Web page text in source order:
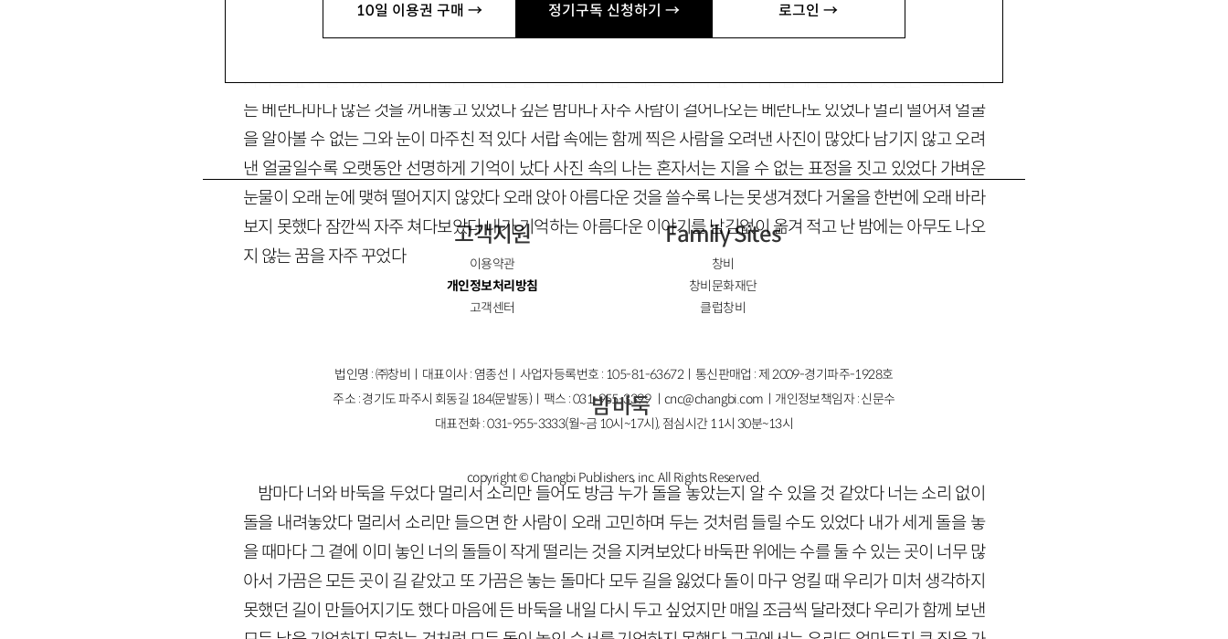
10일 이용권 구매 → 정기구독 신청하기 → 로그인 →
한군데를 긁으면 가려움이 온몸으로 번져나가기 시작했다 내 몸인데 내 손이 닿지 않는 부분이 있다는 것이 이상
자라고 잎이 늘어났다 그러나 내가 그 곁을 살짝 스쳐가기만 해도 몇개의 잎이 너무 쉽게 떨어졌다 맞은편으로 보이
는 베란다마다 많은 것을 꺼내놓고 있었다 깊은 밤마다 자주 사람이 걸어나오는 베란다도 있었다 멀리 떨어져 얼굴
을 알아볼 수 없는 그와 눈이 마주친 적 있다 서랍 속에는 함께 찍은 사람을 오려낸 사진이 많았다 남기지 않고 오려
낸 얼굴일수록 오랫동안 선명하게 기억이 났다 사진 속의 나는 혼자서는 지을 수 없는 표정을 짓고 있었다 가벼운
눈물이 오래 눈에 맺혀 떨어지지 않았다 오래 앉아 아름다운 것을 쓸수록 나는 못생겨졌다 거울을 한번에 오래 바라
보지 못했다 잠깐씩 자주 쳐다보았다 내가 기억하는 아름다운 이야기를 남김없이 옮겨 적고 난 밤에는 아무도 나오
지 않는 꿈을 자주 꾸었다
밤 바둑
밤마다 너와 바둑을 두었다 멀리서 소리만 들어도 방금 누가 돌을 놓았는지 알 수 있을 것 같았다 너는 소리 없이
돌을 내려놓았다 멀리서 소리만 들으면 한 사람이 오래 고민하며 두는 것처럼 들릴 수도 있었다 내가 세게 돌을 놓
을 때마다 그 곁에 이미 놓인 너의 돌들이 작게 떨리는 것을 지켜보았다 바둑판 위에는 수를 둘 수 있는 곳이 너무 많
아서 가끔은 모든 곳이 길 같았고 또 가끔은 놓는 돌마다 모두 길을 잃었다 돌이 마구 엉킬 때 우리가 미처 생각하지
못했던 길이 만들어지기도 했다 마음에 든 바둑을 내일 다시 두고 싶었지만 매일 조금씩 달라졌다 우리가 함께 보낸
고객지원
이용약관
개인정보처리방침
고객센터
Family Sites
창비
창비문화재단
클럽창비
법인명 : ㈜창비ㅣ대표이사 : 염종선ㅣ사업자등록번호 : 105-81-63672ㅣ통신판매업 : 제 2009-경기파주-1928호
주소 : 경기도 파주시 회동길 184(문발동)ㅣ팩스 : 031-955-3399 ㅣcnc@changbi.com ㅣ개인정보책임자 : 신문수
대표전화 : 031-955-3333(월~금 10시~17시), 점심시간 11시 30분~13시
copyright © Changbi Publishers, inc. All Rights Reserved.